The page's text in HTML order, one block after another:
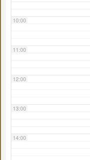
10:00
11:00
12:00
13:00
14:00